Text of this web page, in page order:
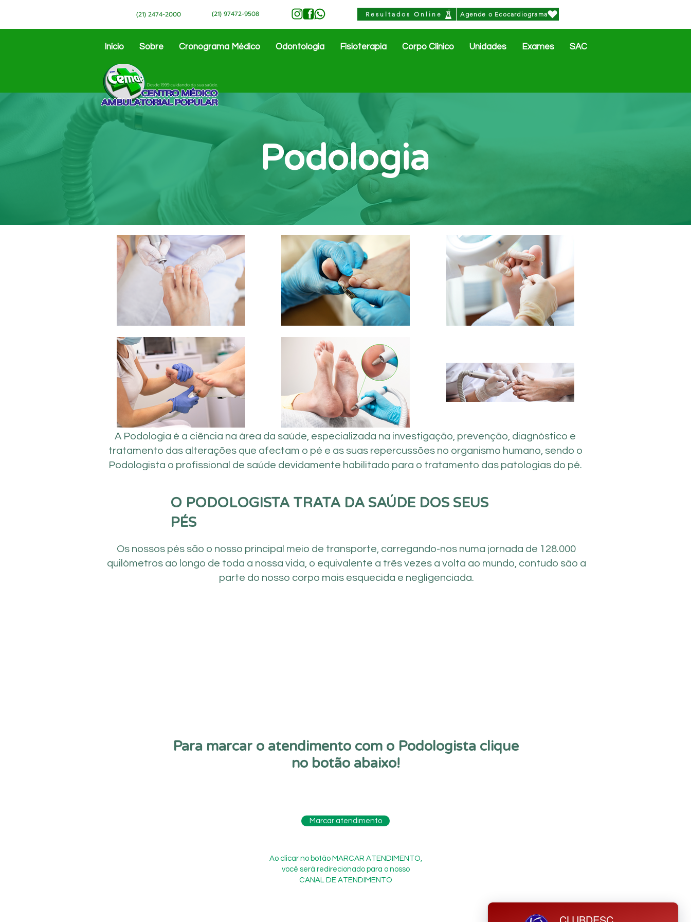
(21) 2474-2000 (21) 97472-9508 Resultados Online Agende o Ecocardiograma
Podologia
A Podologia é a ciência na área da saúde, especializada na investigação, prevenção, diagnóstico e
tratamento das alterações que afectam o pé e as suas repercussões no organismo humano, sendo o
Podologista o profissional de saúde devidamente habilitado para o tratamento das patologias do pé.
O PODOLOGISTA TRATA DA SAÚDE DOS SEUS
PÉS
Os nossos pés são o nosso principal meio de transporte, carregando-nos numa jornada de 128.000
quilómetros ao longo de toda a nossa vida, o equivalente a três vezes a volta ao mundo, contudo são a
parte do nosso corpo mais esquecida e negligenciada.
Para marcar o atendimento com o Podologista clique
no botão abaixo!
Marcar atendimento
Ao clicar no botão MARCAR ATENDIMENTO,
você será redirecionado para o nosso
CANAL DE ATENDIMENTO
Início Sobre Cronograma Médico Odontologia Fisioterapia Corpo Clínico Unidades Exames SAC